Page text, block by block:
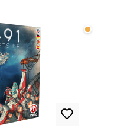
Wenige